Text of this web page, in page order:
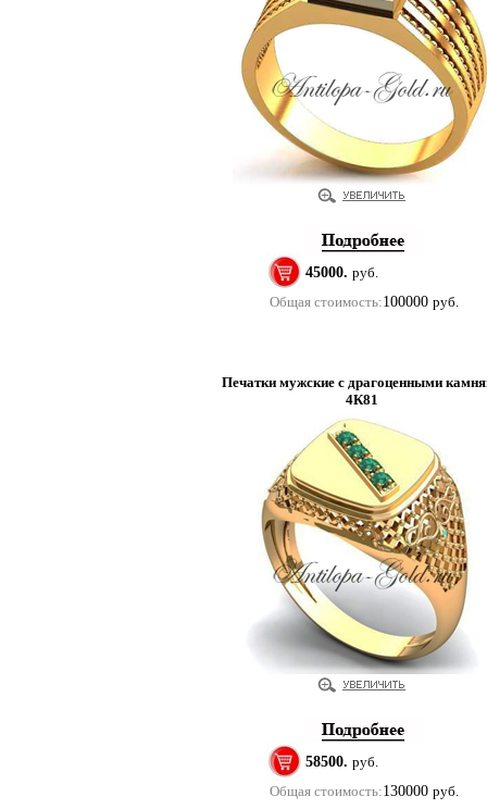
45000. руб.
Общая стоимость:100000 руб.
Печатки мужские с драгоценными
4К81
58500. руб.
Общая стоимость:130000 руб.